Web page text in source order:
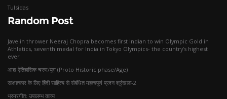
Tulsidas
Random Post
Javelin thrower Neeraj Chopra becomes first Indian to win Olympic Gold in
Athletics, seventh medal for India in Tokyo Olympics- the country’s highest
ever
आद्य ऐतिहासिक चरण/युग (Proto Historic phase/Age)
साक्षात्कार के लिए हिंदी साहित्य से संबंधित महत्वपूर्ण प्रश्न श्रृंखला-2
भ्रमरगीत: उपालम्भ काव्य